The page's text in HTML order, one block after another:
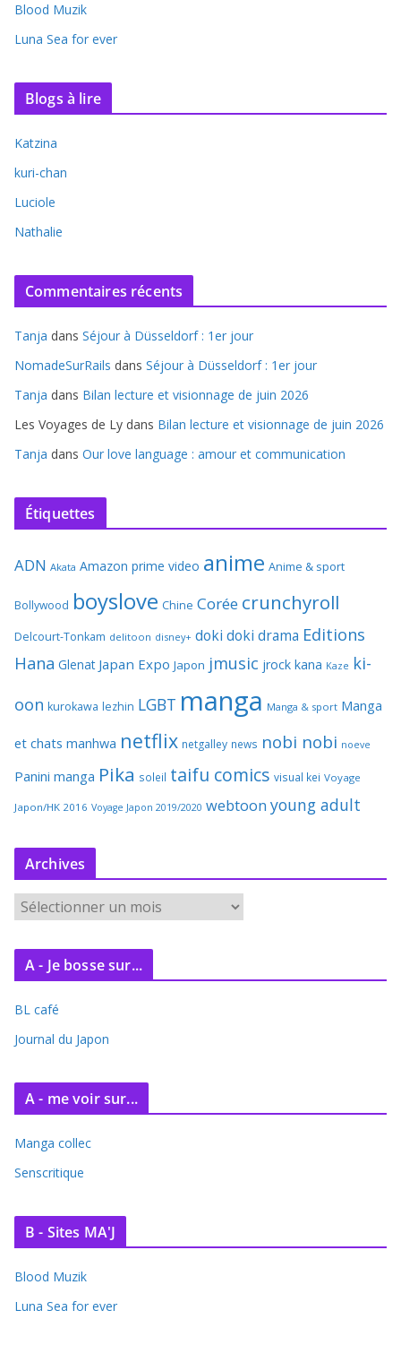
Blood Muzik
Luna Sea for ever
Blogs à lire
Katzina
kuri-chan
Luciole
Nathalie
Commentaires récents
Tanja dans Séjour à Düsseldorf : 1er jour
NomadeSurRails dans Séjour à Düsseldorf : 1er jour
Tanja dans Bilan lecture et visionnage de juin 2026
Les Voyages de Ly dans Bilan lecture et visionnage de juin 2026
Tanja dans Our love language : amour et communication
Étiquettes
ADN Akata Amazon prime video anime Anime & sport
Bollywood boyslove Chine Corée crunchyroll
Delcourt-Tonkam delitoon disney+ doki doki drama Editions
Hana Glenat Japan Expo Japon jmusic jrock kana Kaze ki-
oon kurokawa lezhin LGBT manga Manga & sport Manga
et chats manhwa netflix netgalley news nobi nobi noeve
Panini manga Pika soleil taifu comics visual kei Voyage
Japon/HK 2016 Voyage Japon 2019/2020 webtoon young adult
Archives
r
c
v
e
A - Je bosse sur...
BL café
Journal du Japon
A - me voir sur...
Manga collec
Senscritique
B - Sites MA'J
Blood Muzik
Luna Sea for ever